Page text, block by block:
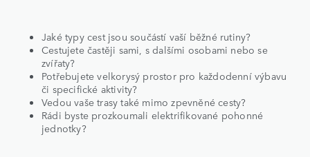
Jaké typy cest jsou součástí vaší běžné rutiny?
Cestujete častěji sami, s dalšími osobami nebo se
zvířaty?
Potřebujete velkorysý prostor pro každodenní výbavu
či specifické aktivity?
Vedou vaše trasy také mimo zpevněné cesty?
Rádi byste prozkoumali elektrifikované pohonné
jednotky?